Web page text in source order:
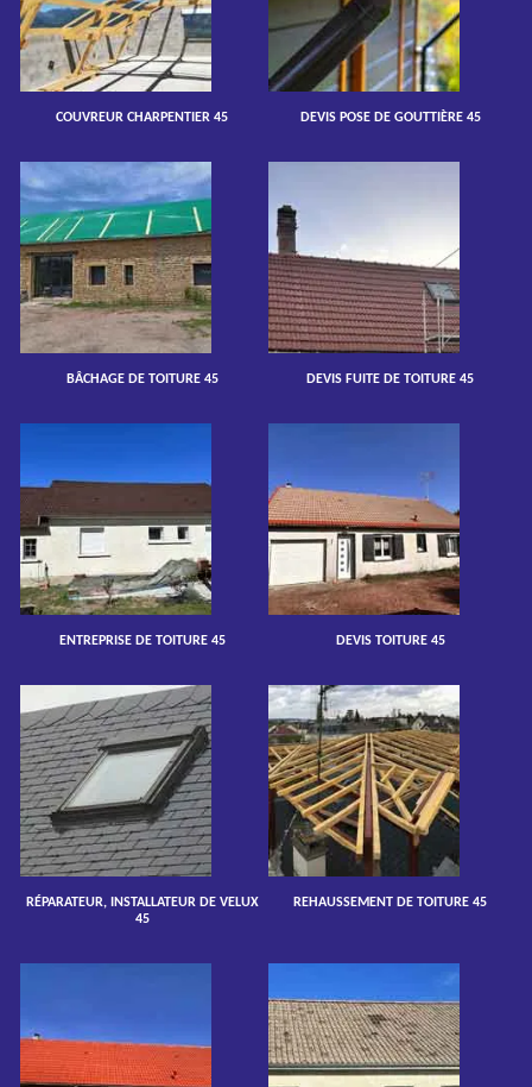
COUVREUR CHARPENTIER 45 DEVIS POSE DE GOUTTIÈRE 45
BÂCHAGE DE TOITURE 45 DEVIS FUITE DE TOITURE 45
ENTREPRISE DE TOITURE 45 DEVIS TOITURE 45
RÉPARATEUR, INSTALLATEUR DE VELUX
45
REHAUSSEMENT DE TOITURE 45